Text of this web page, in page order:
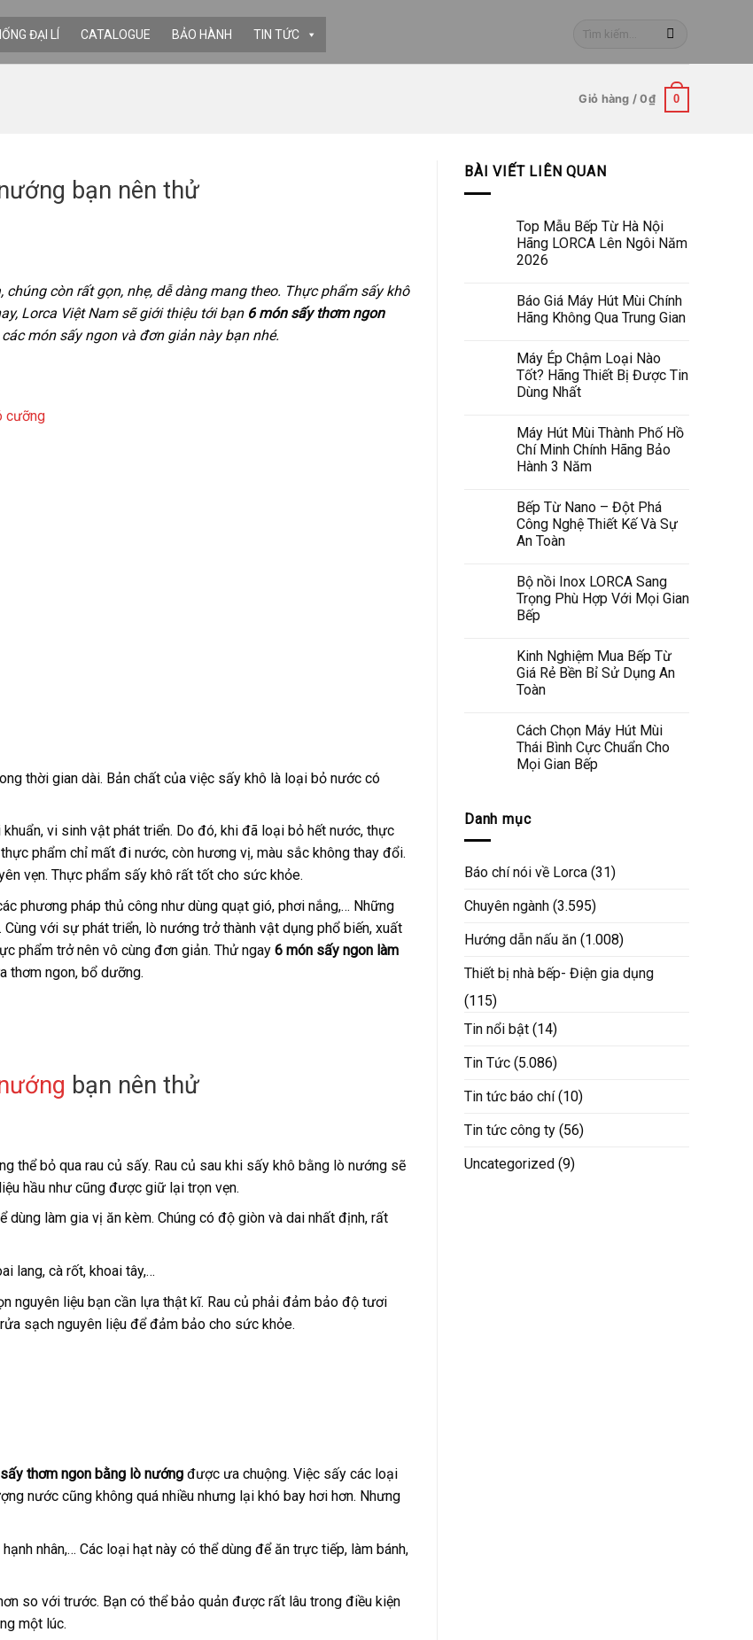
ĐẠI LÍ CATALOGUE BẢO HÀNH TIN TỨC
Tìm
Giỏ hàng /0₫ 0
bạn nên thử
còn rất gọn, nhẹ, dễ dàng mang theo. Thực phẩm sấy khô
Lorca Việt Nam sẽ giới thiệu tới bạn 6 món sấy thơm ngon
món sấy ngon và đơn giản này bạn nhé.
cưỡng
thời gian dài. Bản chất của việc sấy khô là loại bỏ nước có
vi sinh vật phát triển. Do đó, khi đã loại bỏ hết nước, thực
phẩm chỉ mất đi nước, còn hương vị, màu sắc không thay đổi.
vẹn. Thực phẩm sấy khô rất tốt cho sức khỏe.
phương pháp thủ công như dùng quạt gió, phơi nắng,… Những
với sự phát triển, lò nướng trở thành vật dụng phổ biến, xuất
phẩm trở nên vô cùng đơn giản. Thử ngay 6 món sấy ngon làm
thơm ngon, bổ dưỡng.
bạn nên thử
thể bỏ qua rau củ sấy. Rau củ sau khi sấy khô bằng lò nướng sẽ
hầu như cũng được giữ lại trọn vẹn.
làm gia vị ăn kèm. Chúng có độ giòn và dai nhất định, rất
lang, cà rốt, khoai tây,…
nguyên liệu bạn cần lựa thật kĩ. Rau củ phải đảm bảo độ tươi
sạch nguyên liệu để đảm bảo cho sức khỏe.
thơm ngon bằng lò nướngđược ưa chuộng. Việc sấy các loại
nước cũng không quá nhiều nhưng lại khó bay hơi hơn. Nhưng
nhân,… Các loại hạt này có thể dùng để ăn trực tiếp, làm bánh,
so với trước. Bạn có thể bảo quản được rất lâu trong điều kiện
một lúc.
BÀI VIẾT LIÊN QUAN
Top Mẫu Bếp Từ Hà Nội
Hãng LORCA Lên Ngôi Năm
2026
Báo Giá Máy Hút Mùi Chính
Hãng Không Qua Trung Gian
Máy Ép Chậm Loại Nào
Tốt? Hãng Thiết Bị Được Tin
Dùng Nhất
Máy Hút Mùi Thành Phố Hồ
Chí Minh Chính Hãng Bảo
Hành 3 Năm
Bếp Từ Nano – Đột Phá
Công Nghệ Thiết Kế Và Sự
An Toàn
Bộ nồi Inox LORCA Sang
Trọng Phù Hợp Với Mọi Gian
Bếp
Kinh Nghiệm Mua Bếp Từ
Giá Rẻ Bền Bỉ Sử Dụng An
Toàn
Cách Chọn Máy Hút Mùi
Thái Bình Cực Chuẩn Cho
Mọi Gian Bếp
Danh mục
Báo chí nói về Lorca (31)
Chuyên ngành (3.595)
Hướng dẫn nấu ăn (1.008)
Thiết bị nhà bếp- Điện gia dụng
(115)
Tin nổi bật (14)
Tin Tức (5.086)
Tin tức báo chí(10)
Tin tức công ty (56)
Uncategorized (9)